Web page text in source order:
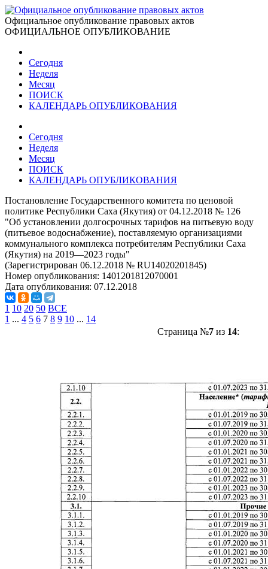
Официальное опубликование правовых актов
ОФИЦИАЛЬНОЕ ОПУБЛИКОВАНИЕ
Сегодня
Неделя
Месяц
ПОИСК
КАЛЕНДАРЬ ОПУБЛИКОВАНИЯ
Сегодня
Неделя
Месяц
ПОИСК
КАЛЕНДАРЬ ОПУБЛИКОВАНИЯ
Постановление Государственного комитета по ценовой
политике Республики Саха (Якутия) от 04.12.2018 № 126
"Об установлении долгосрочных тарифов на питьевую воду
(питьевое водоснабжение), поставляемую организациями
коммунального комплекса потребителям Республики Саха
(Якутия) на 2019—2023 годы"
(Зарегистрирован 06.12.2018 № RU14020201845)
Номер опубликования: 1401201812070001
Дата опубликования: 07.12.2018
1 10 20 50 ВСЕ
1 ... 4 5 6 7 8 9 10 ... 14
Страница №7из 14: